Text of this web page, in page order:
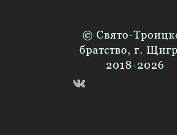
© Свято-
братство, г.
2018-2026